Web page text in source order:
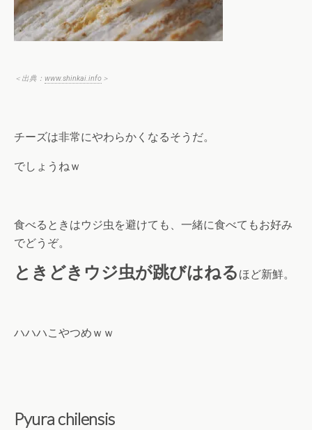
＜出典： www.shinkai.info ＞
チーズは非常にやわらかくなるそうだ。
でしょうねｗ
食べるときはウジ虫を避けても、一緒に食べてもお好み
でどうぞ。
ときどきウジ虫が跳びはねる ほど新鮮。
ハハハこやつめｗｗ
Pyura chilensis